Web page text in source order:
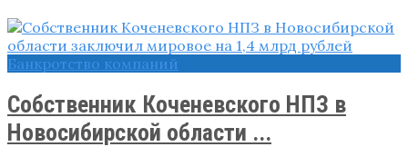
Банкротство компаний
Собственник Коченевского НПЗ в
Новосибирской области ...